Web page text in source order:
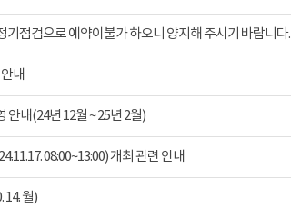
기점검으로 예약이불가 하오니 양지해 주시기 바랍니다.
내
안내(24년 12월 ~ 25년 2월)
08:00~13:00) 개최 관련 안내
14. 월)